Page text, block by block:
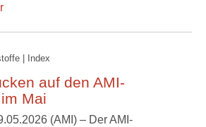
| Index
auf den AMI-
Mai
(AMI) – Der AMI-